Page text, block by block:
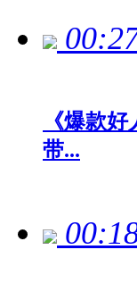
《爆款
带...